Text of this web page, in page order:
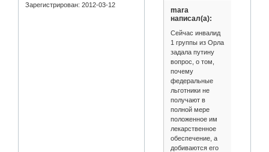
Зарегистрирован: 2012-03-12
mara
написал(а):
Сейчас инвалид
1 группы из Орла
задала путину
вопрос, о том,
почему
федеральные
льготники не
получают в
полной мере
положенное им
лекарственное
обеспечение, а
добиваются его